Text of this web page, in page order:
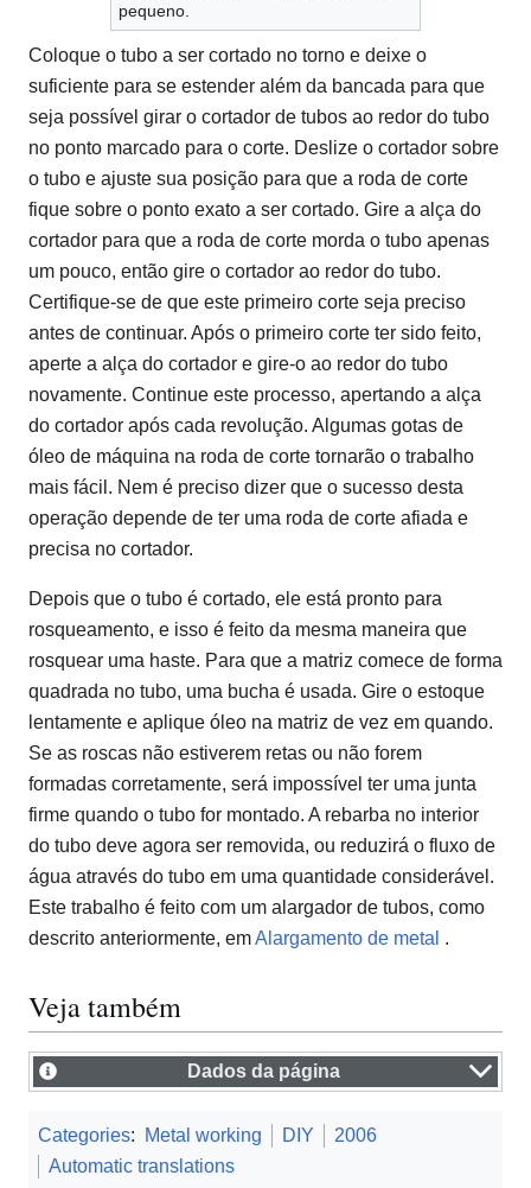
pequeno.
Coloque o tubo a ser cortado no torno e deixe o
suficiente para se estender além da bancada para que
seja possível girar o cortador de tubos ao redor do tubo
no ponto marcado para o corte. Deslize o cortador sobre
o tubo e ajuste sua posição para que a roda de corte
fique sobre o ponto exato a ser cortado. Gire a alça do
cortador para que a roda de corte morda o tubo apenas
um pouco, então gire o cortador ao redor do tubo.
Certifique-se de que este primeiro corte seja preciso
antes de continuar. Após o primeiro corte ter sido feito,
aperte a alça do cortador e gire-o ao redor do tubo
novamente. Continue este processo, apertando a alça
do cortador após cada revolução. Algumas gotas de
óleo de máquina na roda de corte tornarão o trabalho
mais fácil. Nem é preciso dizer que o sucesso desta
operação depende de ter uma roda de corte afiada e
precisa no cortador.
Depois que o tubo é cortado, ele está pronto para
rosqueamento, e isso é feito da mesma maneira que
rosquear uma haste. Para que a matriz comece de forma
quadrada no tubo, uma bucha é usada. Gire o estoque
lentamente e aplique óleo na matriz de vez em quando.
Se as roscas não estiverem retas ou não forem
formadas corretamente, será impossível ter uma junta
firme quando o tubo for montado. A rebarba no interior
do tubo deve agora ser removida, ou reduzirá o fluxo de
água através do tubo em uma quantidade considerável.
Este trabalho é feito com um alargador de tubos, como
descrito anteriormente, emAlargamento de metal .
Veja também
Dados da página
Categories: Metal working DIY
2006
Automatic translations